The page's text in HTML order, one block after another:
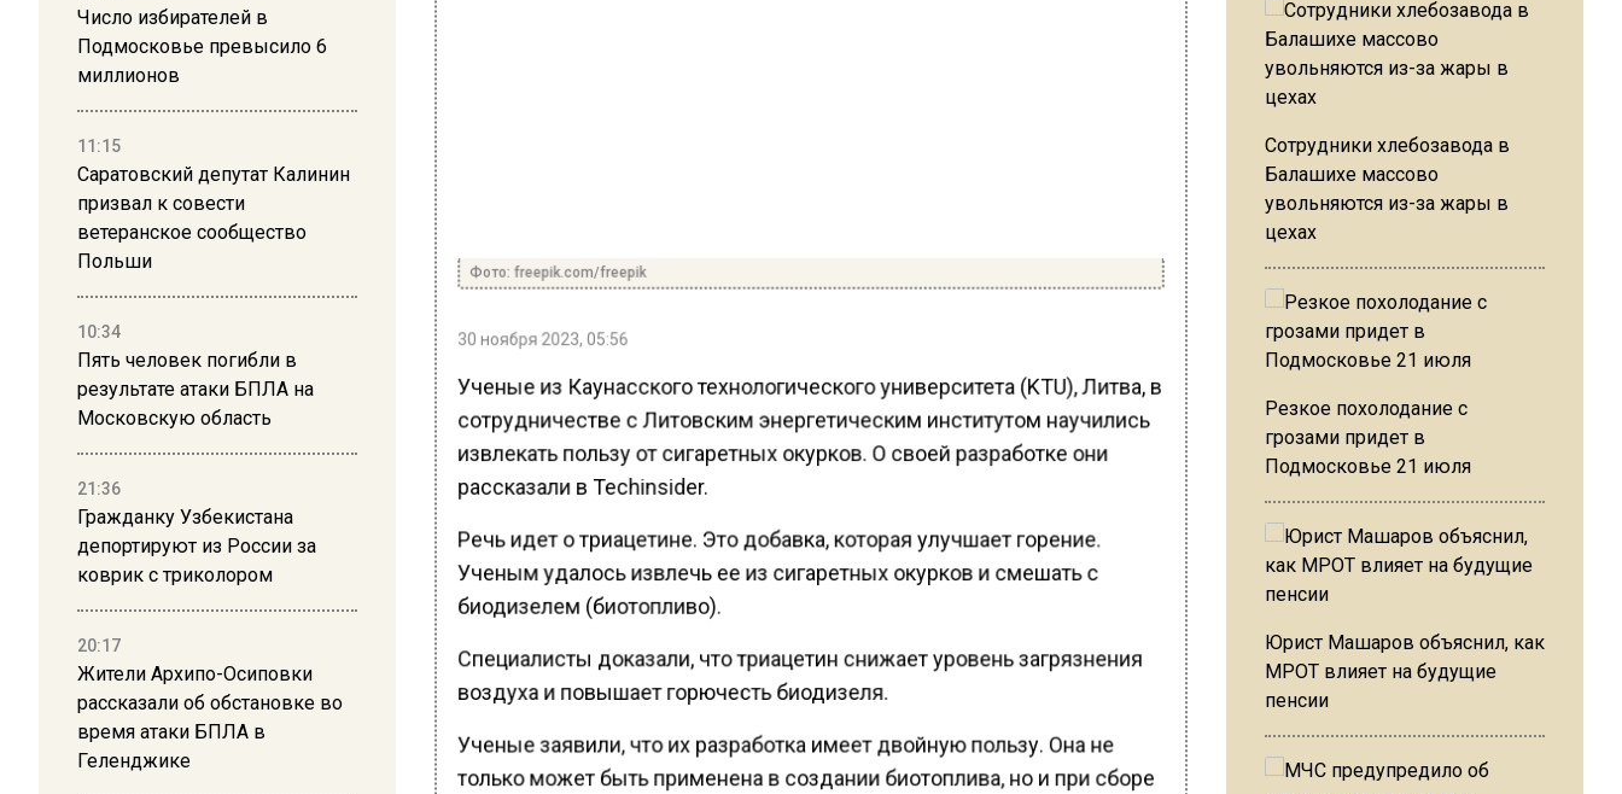
Число избирателей в
Подмосковье превысило 6
миллионов
11:15
Саратовский депутат Калинин
призвал к совести
ветеранское сообщество
Польши
10:34
Пять человек погибли в
результате атаки БПЛА на
Московскую область
21:36
Гражданку Узбекистана
депортируют из России за
коврик с триколором
20:17
Жители Архипо-Осиповки
рассказали об обстановке во
время атаки БПЛА в
Геленджике
Фото: freepik.com/freepik
30 ноября 2023, 05:56
Ученые из Каунасского технологического университета (KTU), Литва, в
сотрудничестве с Литовским энергетическим институтом научились
извлекать пользу от сигаретных окурков. О своей разработке они
рассказали в Techinsider.
Речь идет о триацетине. Это добавка, которая улучшает горение.
Ученым удалось извлечь ее из сигаретных окурков и смешать с
биодизелем (биотопливо).
Специалисты доказали, что триацетин снижает уровень загрязнения
воздуха и повышает горючесть биодизеля.
Ученые заявили, что их разработка имеет двойную пользу. Она не
только может быть применена в создании биотоплива, но и при сборе
Сотрудники хлебозавода в
Балашихе массово
увольняются из-за жары в
цехах
Резкое похолодание с
грозами придет в
Подмосковье 21 июля
Юрист Машаров объяснил, как
МРОТ влияет на будущие
пенсии